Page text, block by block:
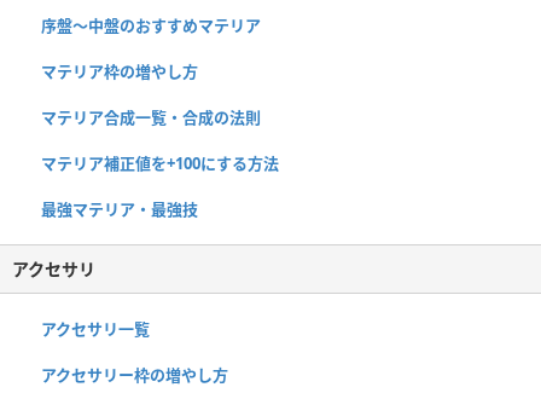
序盤～中盤のおすすめマテリア
マテリア枠の増やし方
マテリア合成一覧・合成の法則
マテリア補正値を+100にする方法
最強マテリア・最強技
アクセサリ
アクセサリ一覧
アクセサリー枠の増やし方